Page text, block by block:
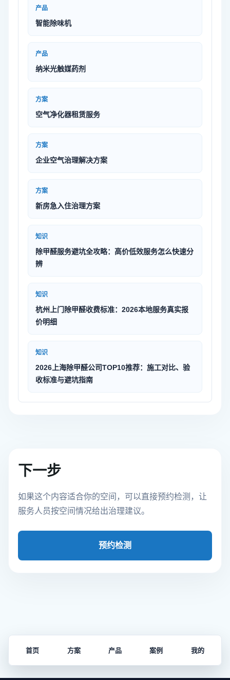
产品
智能除味机
产品
纳米光触媒药剂
方案
空气净化器租赁服务
方案
企业空气治理解决方案
方案
新房急入住治理方案
知识
除甲醛服务避坑全攻略：高价低效服务怎么快速分
辨
知识
杭州上门除甲醛收费标准：2026本地服务真实报
价明细
知识
2026上海除甲醛公司TOP10推荐：施工对比、验
收标准与避坑指南
下一步
如果这个内容适合你的空间，可以直接预约检测，让
服务人员按空间情况给出治理建议。
预约检测
首页 方案 产品 案例 我的